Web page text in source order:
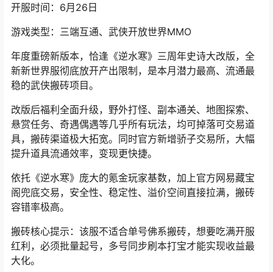
开服时间：6月26日
游戏类型：三端互通、武侠开放世界MMO
年度重磅新版本，恰逢《逆水寒》三周年史诗大改版，全
新新世界服彻底放开产出限制，是本月潜力最高、流通最
稳的武侠搬砖项目。
改版后福利全面升级，野外打怪、副本通关、地图探索、
悬赏任务、奇遇偶遇等几乎所有玩法，均可掉落可交易道
具，搬砖渠道极大拓宽。同时官方新增骄子交易所，大幅
提升道具流通效率，变现更快捷。
依托《逆水寒》庞大的氪金玩家基数，加上官方网易藏宝
阁兜底交易，安全性、稳定性、溢价空间直接拉满，搬砖
容错率极高。
搬砖核心提示：该服不适合单号佛系搬砖，想要吃满开服
红利，必须批量起号，多号同步刷本打宝才能实现收益最
大化。